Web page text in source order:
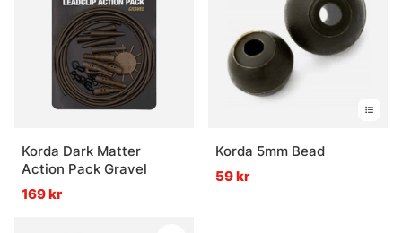
Korda Dark Matter
Action Pack Gravel
169 kr
Korda 5mm Bead
59 kr